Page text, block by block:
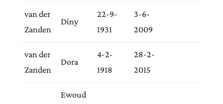
van der
Zanden
Diny
22-9-
1931
3-6-
2009
van der
Zanden
Dora
4-2-
1918
28-2-
2015
Ewoud